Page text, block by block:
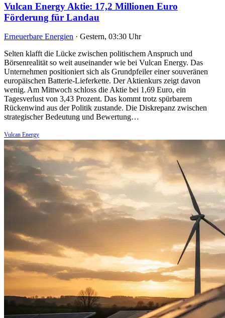
Vulcan Energy Aktie: 17,2 Millionen Euro
Förderung für Landau
Erneuerbare Energien · Gestern, 03:30 Uhr
Selten klafft die Lücke zwischen politischem Anspruch und
Börsenrealität so weit auseinander wie bei Vulcan Energy. Das
Unternehmen positioniert sich als Grundpfeiler einer souveränen
europäischen Batterie-Lieferkette. Der Aktienkurs zeigt davon
wenig. Am Mittwoch schloss die Aktie bei 1,69 Euro, ein
Tagesverlust von 3,43 Prozent. Das kommt trotz spürbarem
Rückenwind aus der Politik zustande. Die Diskrepanz zwischen
strategischer Bedeutung und Bewertung…
Vulcan Energy